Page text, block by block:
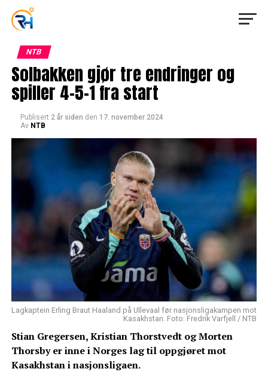
NTB
Solbakken gjør tre endringer og
spiller 4-5-1 fra start
Publisert 2 år siden den 17. november 2024
Av NTB
Lagkaptein Erling Braut Haaland på Ullevaal før nasjonsligakampen mot
Kasakhstan. Foto: Fredrik Varfjell / NTB
Stian Gregersen, Kristian Thorstvedt og Morten
Thorsby er inne i Norges lag til oppgjøret mot
Kasakhstan i nasjonsligaen.